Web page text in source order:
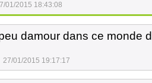
01/2015 18:43:08
damour dans ce monde
27/01/2015 19:17:17